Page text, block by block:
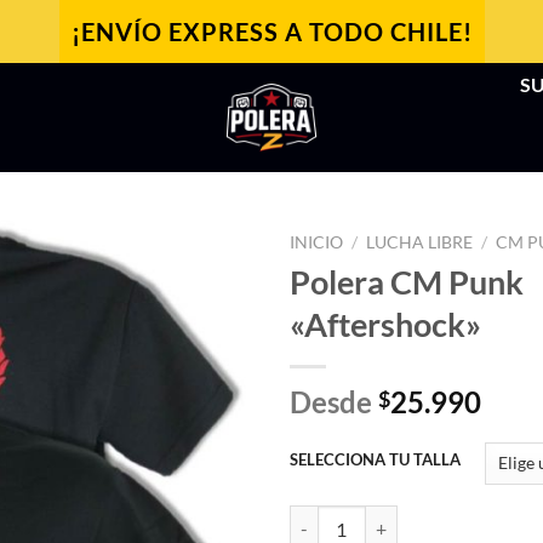
¡ENVÍO EXPRESS A TODO CHILE!
INICIO / LUCHA LIBRE / CM
Polera CM Punk
«Aftershock»
Desde $25.990
SELECCIONA TU TALLA